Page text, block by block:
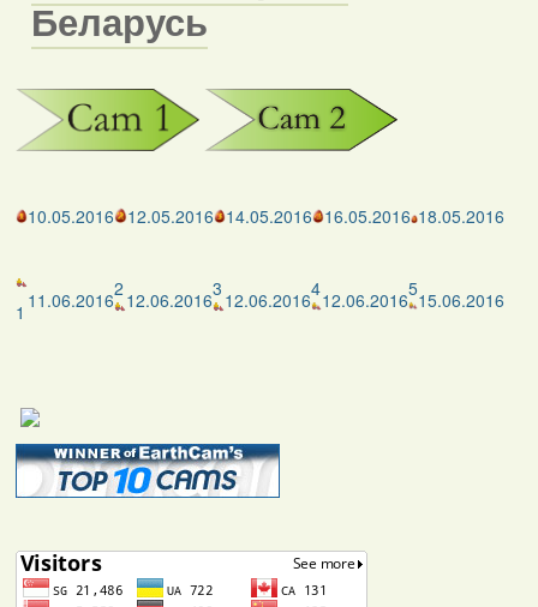
Беларусь
10.05.2016 12.05.2016 14.05.2016 16.05.2016 18.05.2016
1 11.06.20162 12.06.20163 12.06.2016412.06.2016515.06.2016